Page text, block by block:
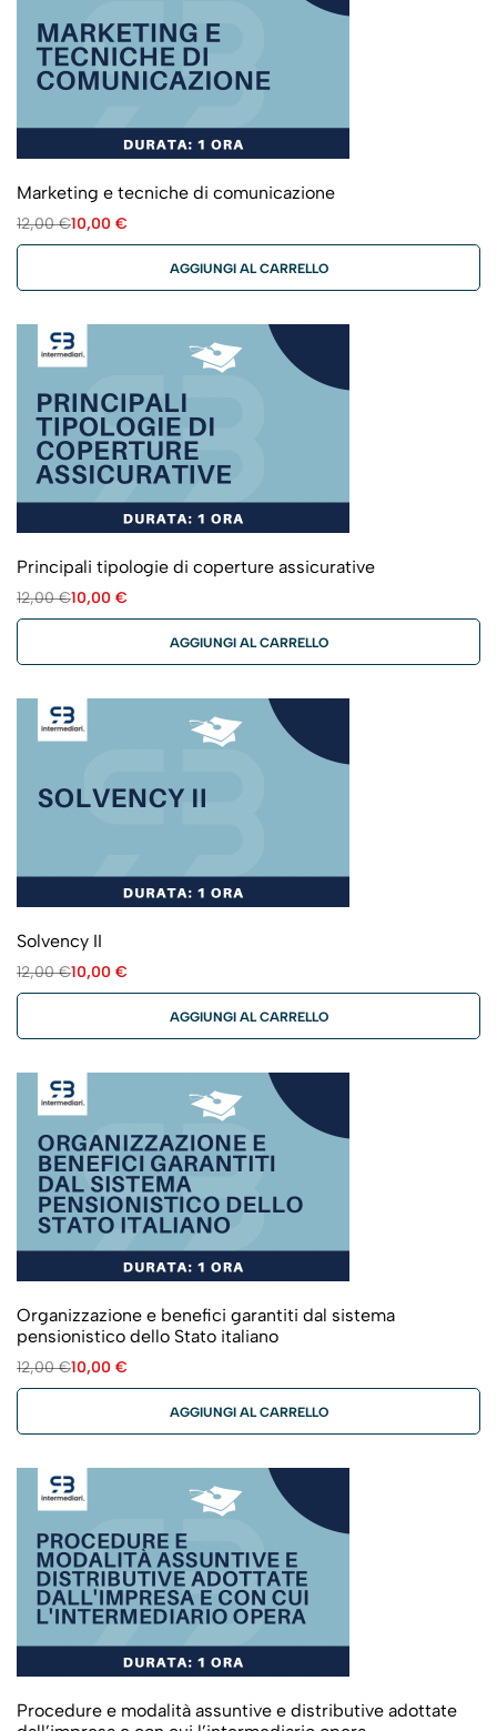
Marketing e tecniche di comunicazione
12,00€10,00 €
AGGIUNGI AL CARRELLO
Principali tipologie di coperture assicurative
12,00€10,00 €
AGGIUNGI AL CARRELLO
Solvency II
12,00€10,00 €
AGGIUNGI AL CARRELLO
Organizzazione e benefici garantiti dal sistema
pensionistico dello Stato italiano
12,00€10,00 €
AGGIUNGI AL CARRELLO
Procedure e modalità assuntive e distributive adottate